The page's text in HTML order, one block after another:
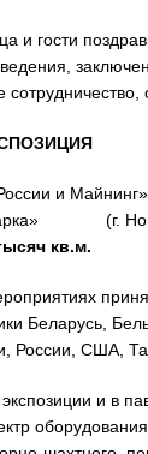
и гости
и
(г.
кв.м.
Беларусь,
России, США,
и в